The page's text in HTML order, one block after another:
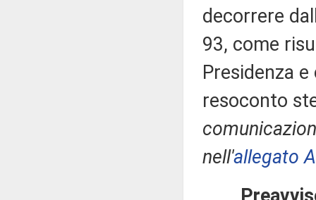
decorrere
93, come
Presidenza
resoconto
nell'allegato A